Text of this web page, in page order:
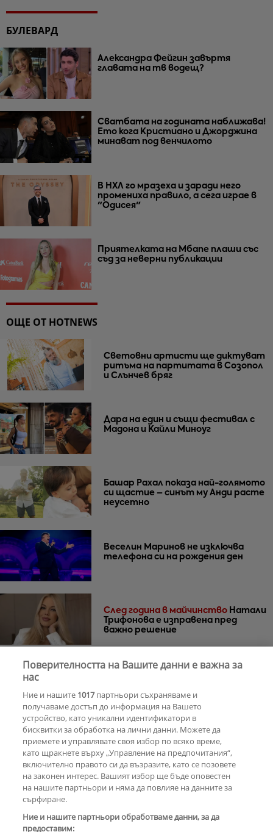
БУЛЕВАРД
Александра Фейгин завъртя
главата на тв водещ?
Сватбата на годината наближава!
Ето кога Кристиано и Джорджина
минават под венчилото
В НХЛ го мразеха и заради него
промениха правило, а сега играе в
"Одисея"
Приятелката на Мбапе плаши със
съд за неверни публикации
ОЩЕ ОТ HOTNEWS
Световни артисти ще диктуват
ритъма на партитата в Созопол
и Слънчев бряг
Дара на един и същи фестивал с
Мадона и Кайли Миноуг
Башар Рахал показа най-голямото
си щастие – синът му Анди расте
неусетно
Веселин Маринов не изключва
телефона си на рождения ден
След година в майчинство Натали
Трифонова е изправена пред
важно решение
приятелки
РЕКЛАМА
КОМЕНТАРИ
Поверителността на Вашите данни е важна за
нас
Ние и нашите 1017партньори съхраняваме и
получаваме достъп до информация на Вашето
устройство, като уникални идентификатори в
бисквитки за обработка на лични данни. Можете да
приемете и управлявате своя избор по всяко време,
като щракнете върху „Управление на предпочитания“,
включително правото си да възразите, като се позовете
на законен интерес. Вашият избор ще бъде оповестен
на нашите партньори и няма да повлияе на данните за
сърфиране.
Ние и нашите партньори обработваме данни, за да
предоставим: